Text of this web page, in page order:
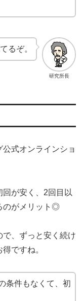
研究所長
るぞ。
式オンラインショ
が安く、2回目以
のがメリット◎
、ずっと安く続け
ですね。
条件もなくて、初